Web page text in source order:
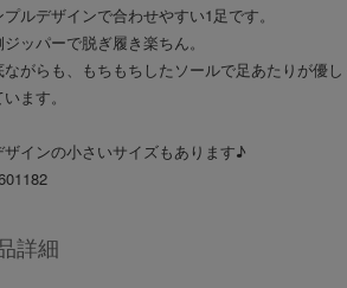
プルデザインで合わせやすい1足です。
ジッパーで脱ぎ履き楽ちん。
ながらも、もちもちしたソールで足あたりが優
ます。
ザインの小さいサイズもあります♪
詳細